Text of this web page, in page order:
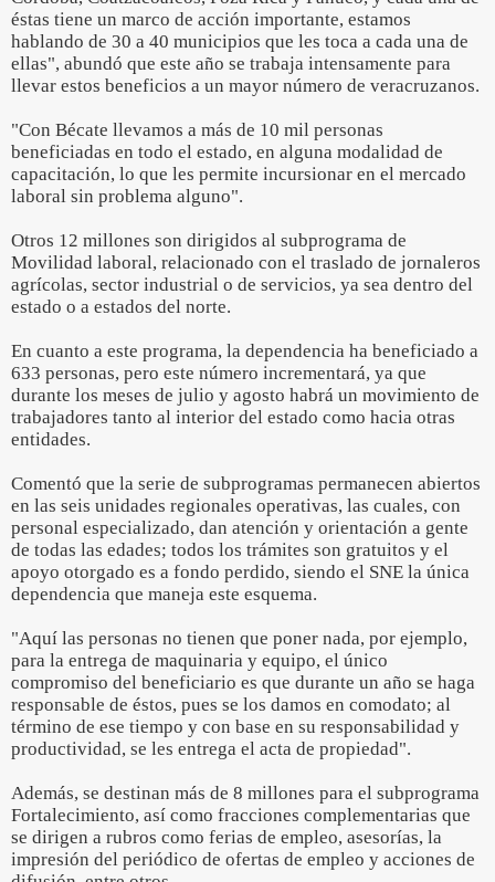
éstas tiene un marco de acción importante, estamos
hablando de 30 a 40 municipios que les toca a cada una de
ellas", abundó que este año se trabaja intensamente para
llevar estos beneficios a un mayor número de veracruzanos.
"Con Bécate llevamos a más de 10 mil personas
beneficiadas en todo el estado, en alguna modalidad de
capacitación, lo que les permite incursionar en el mercado
laboral sin problema alguno".
Otros 12 millones son dirigidos al subprograma de
Movilidad laboral, relacionado con el traslado de jornaleros
agrícolas, sector industrial o de servicios, ya sea dentro del
estado o a estados del norte.
En cuanto a este programa, la dependencia ha beneficiado a
633 personas, pero este número incrementará, ya que
durante los meses de julio y agosto habrá un movimiento de
trabajadores tanto al interior del estado como hacia otras
entidades.
Comentó que la serie de subprogramas permanecen abiertos
en las seis unidades regionales operativas, las cuales, con
personal especializado, dan atención y orientación a gente
de todas las edades; todos los trámites son gratuitos y el
apoyo otorgado es a fondo perdido, siendo el SNE la única
dependencia que maneja este esquema.
"Aquí las personas no tienen que poner nada, por ejemplo,
para la entrega de maquinaria y equipo, el único
compromiso del beneficiario es que durante un año se haga
responsable de éstos, pues se los damos en comodato; al
término de ese tiempo y con base en su responsabilidad y
productividad, se les entrega el acta de propiedad".
Además, se destinan más de 8 millones para el subprograma
Fortalecimiento, así como fracciones complementarias que
se dirigen a rubros como ferias de empleo, asesorías, la
impresión del periódico de ofertas de empleo y acciones de